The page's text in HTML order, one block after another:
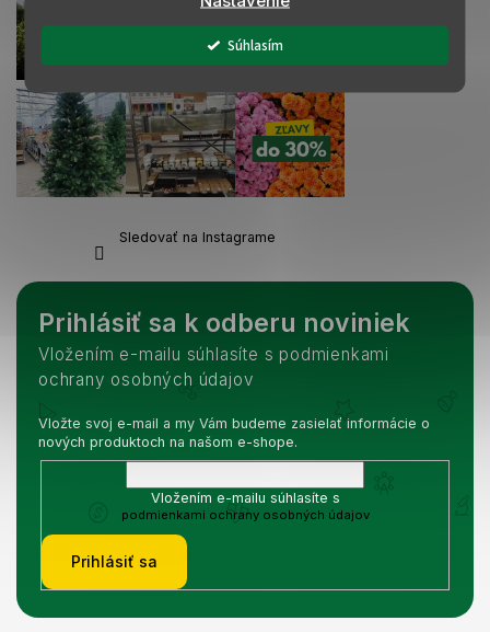
Súhlasím
Sledovať na Instagrame
Prihlásiť sa k odberu noviniek
Vložením e-mailu súhlasíte s podmienkami
ochrany osobných údajov
Vložte svoj e-mail a my Vám budeme zasielať informácie o
nových produktoch na našom e-shope.
Vložením e-mailu súhlasíte s
podmienkami ochrany osobných údajov
Prihlásiť sa